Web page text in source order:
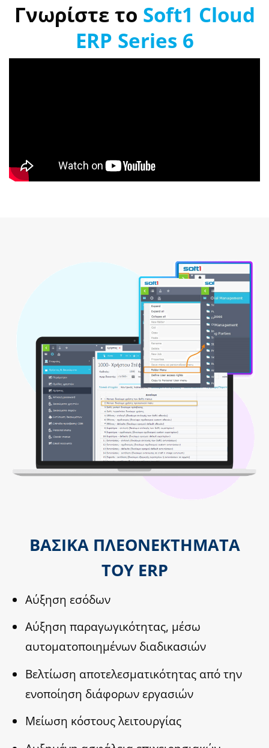
Γνωρίστε το Soft1 Cloud
ERP Series 6
ΒΑΣΙΚΑ ΠΛΕΟΝΕΚΤΗΜΑΤΑ
ΤΟΥ ERP
Αύξηση εσόδων
Αύξηση παραγωγικότητας, μέσω
αυτοματοποιημένων διαδικασιών
Βελτίωση αποτελεσματικότητας από την
ενοποίηση διάφορων εργασιών
Μείωση κόστους λειτουργίας